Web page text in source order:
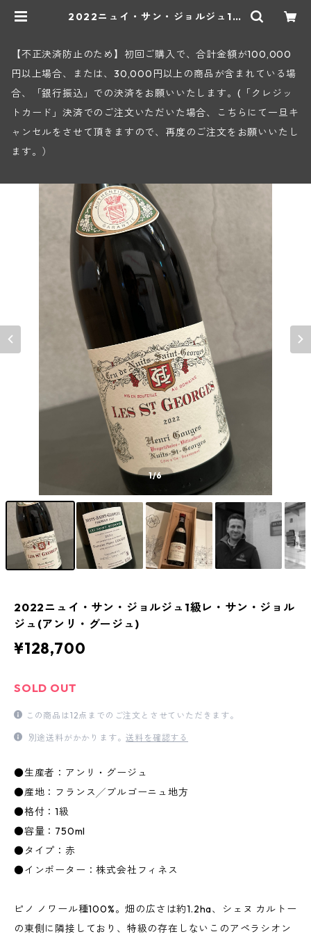
2022ニュイ・サン・ジョルジュ1級
セラー
【不正決済防止のため】初回ご購入で、合計金額が100,000
円以上場合、または、30,000円以上の商品が含まれている場
合、「銀行振込」での決済をお願いいたします。(「クレジッ
トカード」決済でのご注文いただいた場合、こちらにて一旦キ
ャンセルをさせて頂きますので、再度のご注文をお願いいたし
ます。）
1/6
2022ニュイ・サン・ジョルジュ1級レ・サン・ジョル
ジュ(アンリ・グージュ)
¥128,700
SOLD OUT
この商品は12点までのご注文とさせていただきます。
別途送料がかかります。送料を確認する
●生産者：アンリ・グージュ
●産地：フランス╱ブルゴーニュ地方
●格付：1級
●容量：750ml
●タイプ：赤
●インポーター：株式会社フィネス
ピノ ノワール種100%。畑の広さは約1.2ha、シェヌ カルトー
の東側に隣接しており、特級の存在しないこのアペラシオン